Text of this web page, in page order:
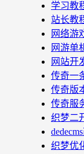
学习教
站长教
网络游
网游单
网站开
传奇一
传奇版
传奇服
织梦二
织梦优